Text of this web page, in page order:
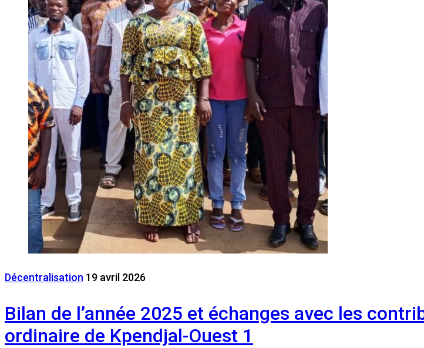
Décentralisation 19 avril 2026
Bilan de l’année 2025 et échanges avec les
ordinaire de Kpendjal-Ouest 1